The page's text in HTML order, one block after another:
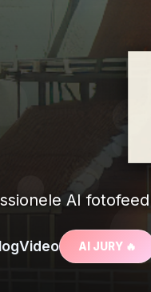
AI
Video AI JURY 🔥